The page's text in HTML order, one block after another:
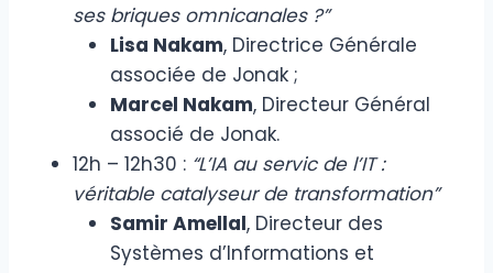
ses briques omnicanales ?”
Lisa Nakam, Directrice Générale
associée de Jonak ;
Marcel Nakam, Directeur Général
associé de Jonak.
12h – 12h30 : “L’IA au servic de l’IT :
véritable catalyseur de transformation”
Samir Amellal, Directeur des
Systèmes d’Informations et